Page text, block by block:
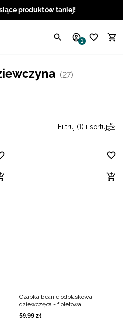
produktów taniej!
1
(27)
Filtruj (1) i sortuj
Czapka beanie odblaskowa
dziewczęca - fioletowa
59,99 zł
Angielski / USD
Chorwacki / EUR
Ukraiński / UAH